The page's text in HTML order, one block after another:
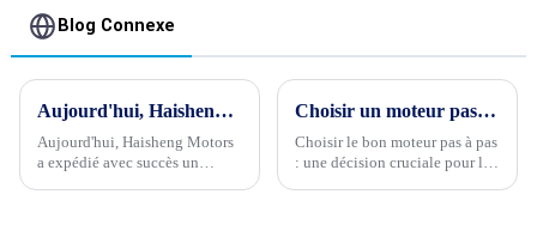
Blog Connexe
Aujourd'hui, Haisheng Motors a expédié avec succès un lot important de marchandises essentielles à nos clients
Aujourd'hui, Haisheng Motors
a expédié avec succès un
Choisir un moteur pas à pas de qualité est la question la plus importante pour vos produits électriques
Choisir le bon moteur pas à pas
: une décision cruciale pour le